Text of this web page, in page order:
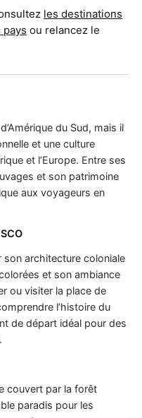
les destinations
pays ou relancez le
du Sud, mais il
et une culture
et l’Europe. Entre ses
et son patrimoine
aux voyageurs en
son architecture coloniale
et son ambiance
ou visiter la place de
l’histoire du
de départ idéal pour des
couvert par la forêt
paradis pour les